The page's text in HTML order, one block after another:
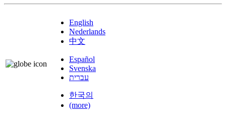
English
Nederlands
中文
Español
Svenska
עברית
한국의
(more)